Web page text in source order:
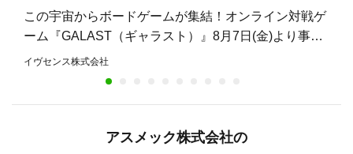
この宇宙からボードゲームが集結！オンライン対戦ゲ
ーム『GALAST（ギャラスト）』8月7日(金)より事前
登録開始！
イヴセンス株式会社
アスメック株式会社の